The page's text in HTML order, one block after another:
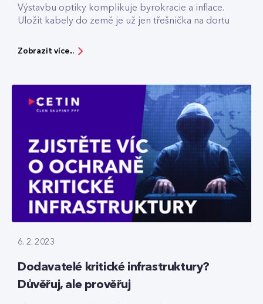
Výstavbu optiky komplikuje byrokracie a inflace.
Uložit kabely do země je už jen třešnička na dortu
Zobrazit více...
6. 2. 2023
Dodavatelé kritické infrastruktury?
Důvěřuj, ale prověřuj